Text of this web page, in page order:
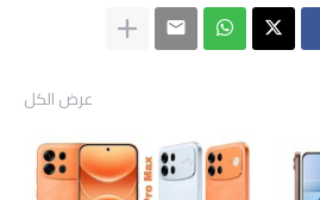
عرض الكل